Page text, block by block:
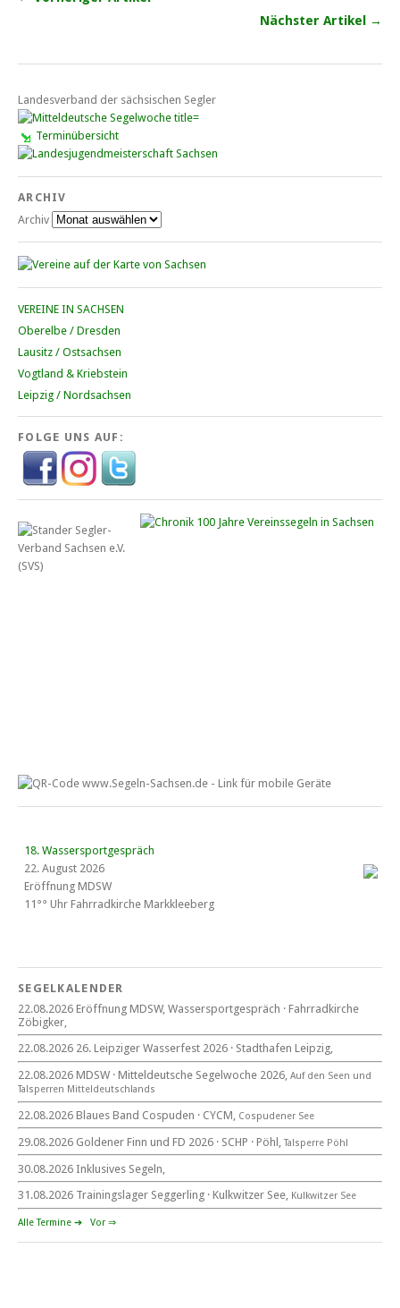
Nächster Artikel →
Landesverband der sächsischen Segler
Terminübersicht
ARCHIV
Archiv
VEREINE IN SACHSEN
Oberelbe / Dresden
Lausitz / Ostsachsen
Vogtland & Kriebstein
Leipzig / Nordsachsen
FOLGE UNS AUF:
18. Wassersportgespräch
22. August 2026
Eröffnung MDSW
11°° Uhr Fahrrad­kirche Markkleeberg
beim CYCM
für alle Segler am See
Mitteldeutsche Segelwoche
22. – 30. August 2026 in Sachsen · Thüringen · Sachsen Anhalt
Goldener Finn und FD 2026
29. – 30. August 2026
beim SCHP auf der Talsperre Pöhl
SEGELKALENDER
22.08.2026 Eröffnung MDSW, Wassersportgespräch · Fahrradkirche
Zöbigker,
22.08.2026 26. Leipziger Wasserfest 2026 · Stadthafen Leipzig,
22.08.2026 MDSW · Mitteldeutsche Segelwoche 2026, Auf den Seen und
Tal­sperren Mittel­deut­sch­lands
22.08.2026 Blaues Band Cospuden · CYCM, Cospudener See
29.08.2026 Goldener Finn und FD 2026 · SCHP · Pöhl, Talsperre Pöhl
30.08.2026 Inklusives Segeln,
31.08.2026 Trainingslager Seggerling · Kulkwitzer See, Kulkwitzer See
Alle Termine ➔ Vor ⇒